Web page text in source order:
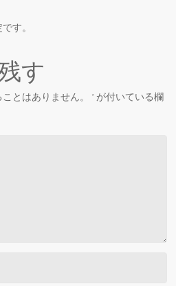
す。
す
とはありません。 * が付いている欄